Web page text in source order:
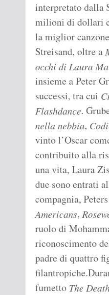
interpretato dalla
milioni di dollari
la miglior
Streisand, oltre a
occhi di Laura
insieme a Peter
successi, tra cui
Flashdance.
nella nebbia,
vinto l’Oscar
contribuito alla
una vita, Laura
due sono entrati
compagnia,
Americans,
ruolo di
riconoscimento
padre di quattro
fumetto The